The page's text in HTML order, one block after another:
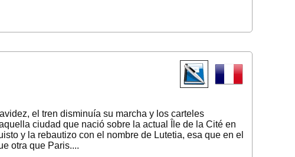
el tren disminuía su marcha y los carteles
ciudad que nació sobre la actual Île de la Cité en
y la rebautizo con el nombre de Lutetia, esa que en el
otra que Paris....